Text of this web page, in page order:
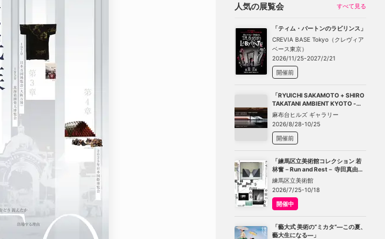
人気の展覧会 すべて見る
「ティム・バートンのラビリンス」
CREVIA BASE Tokyo（クレヴィア
ベース東京）
2026/11/25-2027/2/21
開催前
「RYUICHI SAKAMOTO + SHIRO
TAKATANI AMBIENT KYOTO -
TOKYO」
麻布台ヒルズ ギャラリー
2026/8/28-10/25
開催前
「練馬区立美術館コレクション 若
林奮－Run and Rest－ 寺田真由美
－不在の存在－」
練馬区立美術館
2026/7/25-10/18
開催中
「藝大式 美術の“ミカタ”―この夏、
藝大生になる―」